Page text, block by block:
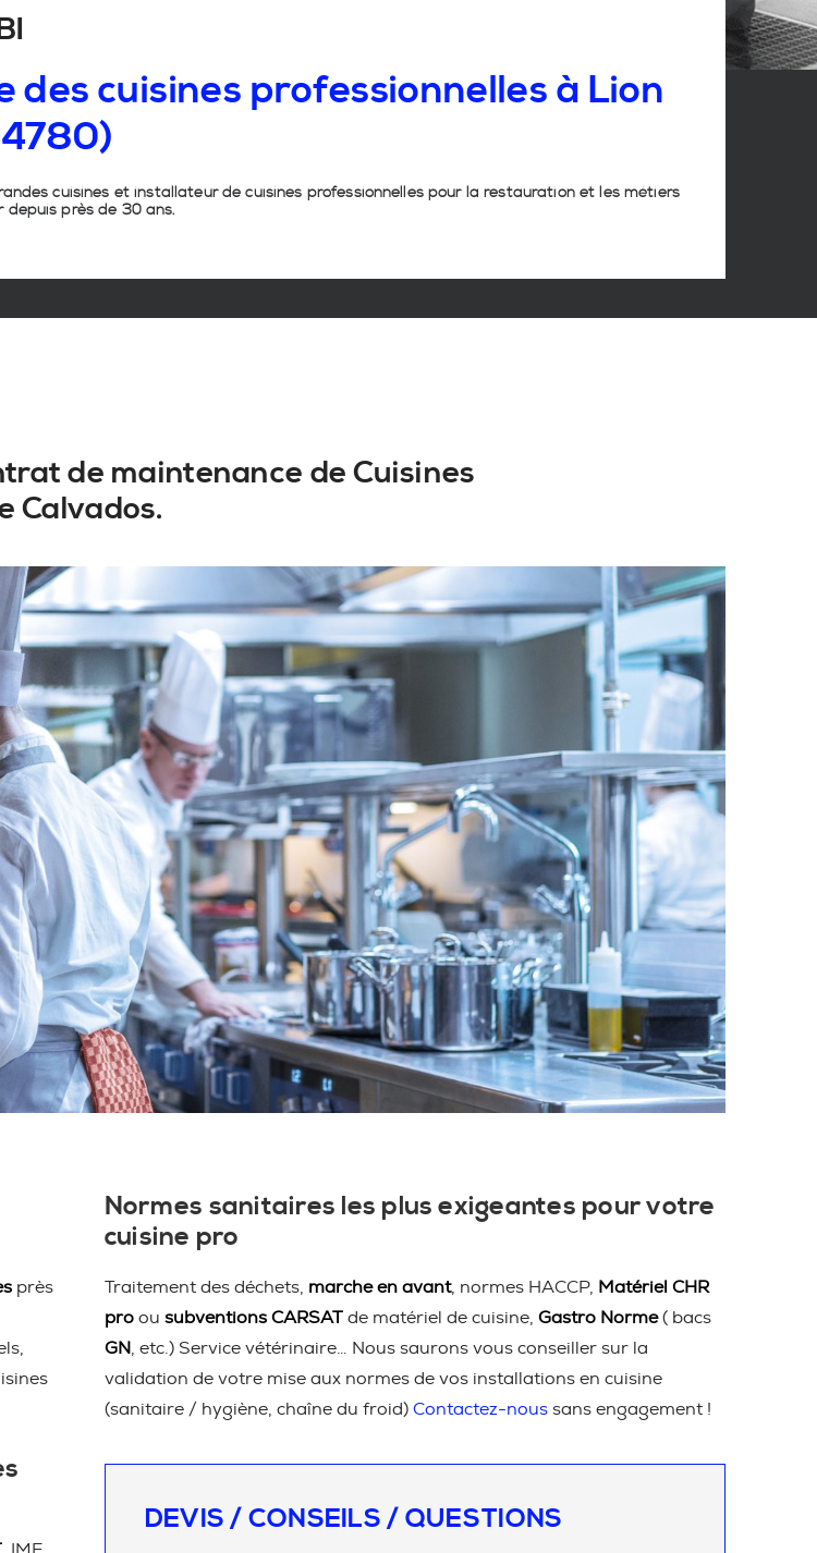
des cuisines professionnelles à Lion
cuisines et installateur de cuisines professionnelles pour la restauration et les métiers
depuis près de 30 ans.
de maintenance de Cuisines
Calvados.
près
Normes sanitaires les plus exigeantes pour votre
cuisine pro
Traitement des déchets, marche en avant, normes HACCP,
Matériel CHR
pro ou subventions CARSAT de matériel de cuisine, Gastro Norme( bacs
GN
, etc.) Service vétérinaire… Nous saurons vous conseiller sur la
validation de votre mise aux normes de vos installations en cuisine
(sanitaire / hygiène, chaîne du froid) Contactez-nous sans engagement !
DEVIS / CONSEILS / QUESTIONS